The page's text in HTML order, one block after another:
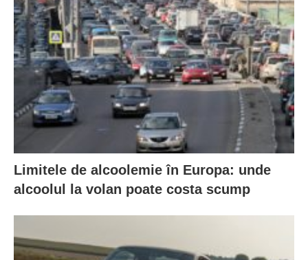
Limitele de alcoolemie în Europa: unde
alcoolul la volan poate costa scump